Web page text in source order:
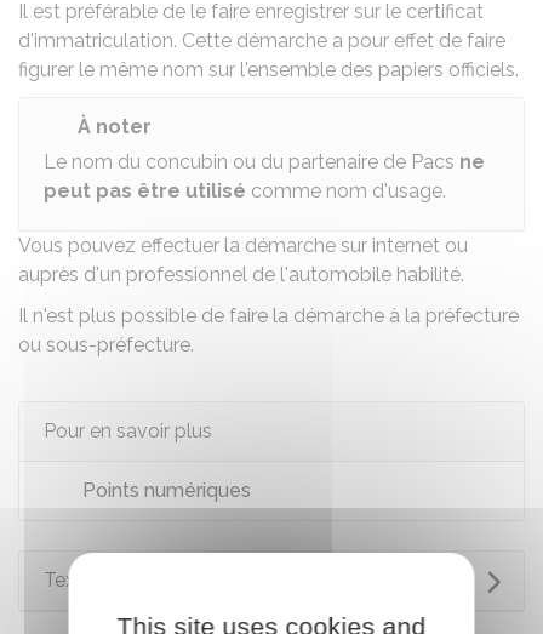
Il est préférable de le faire enregistrer sur le certificat
d'immatriculation. Cette démarche a pour effet de faire
figurer le même nom sur l'ensemble des papiers officiels.
À noter
Le nom du concubin ou du partenaire de Pacs ne
peut pas être utilisé comme nom d'usage.
Vous pouvez effectuer la démarche sur internet ou
auprès d'un professionnel de l'automobile habilité.
Il n'est plus possible de faire la démarche à la préfecture
ou sous-préfecture.
Pour en savoir plus
Points numériques
Textes de référence
This site uses cookies and